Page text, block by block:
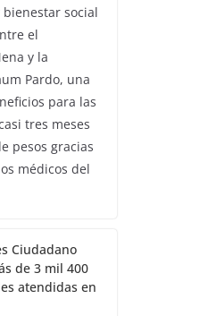
social
el
y la
Pardo, una
para las
tres meses
pesos gracias
médicos del
Ciudadano
de 3 mil 400
atendidas en